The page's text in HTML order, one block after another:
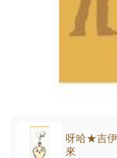
呀哈★吉
來